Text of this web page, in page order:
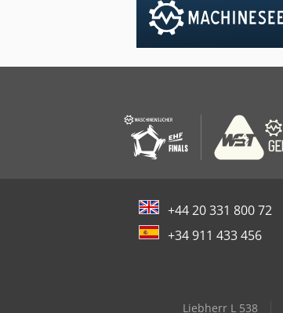
+44 20 331 800 72
+34 911 433 456
Liebherr L 538